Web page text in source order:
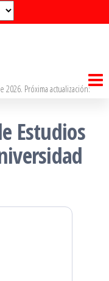
2026. Próxima actualización:
Estudios